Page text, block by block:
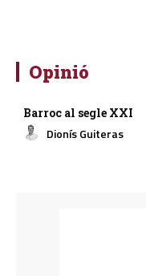
Opinió
Barroc al segle XXI
Dionís Guiteras